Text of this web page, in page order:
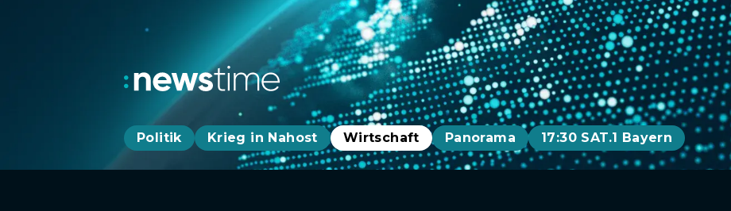
Politik Krieg in Nahost Wirtschaft Panorama 17:30 SAT.1 Bayern